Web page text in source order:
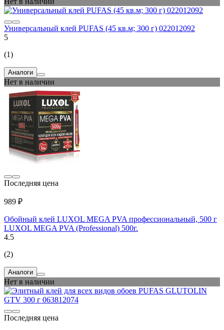
Универсальный клей PUFAS (45 кв.м; 300 г) 022012092
5
(1)
Аналоги
Нет в наличии
Последняя цена
989 ₽
Обойный клей LUXOL MEGA PVA профессиональный, 500 г
LUXOL MEGA PVA (Professional) 500г.
4.5
(2)
Аналоги
Нет в наличии
Последняя цена